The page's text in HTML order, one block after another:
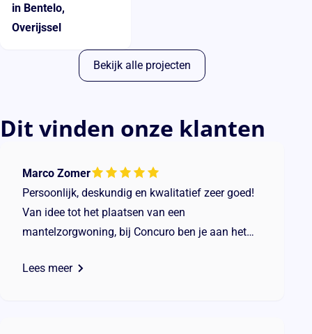
in Bentelo,
Overijssel
Bekijk alle projecten
Dit vinden onze klanten
Marco Zomer
Persoonlijk, deskundig en kwalitatief zeer goed!
Van idee tot het plaatsen van een
mantelzorgwoning, bij Concuro ben je aan het
je koop en plaatst tenslotte niet enkele dag een
Lees meer